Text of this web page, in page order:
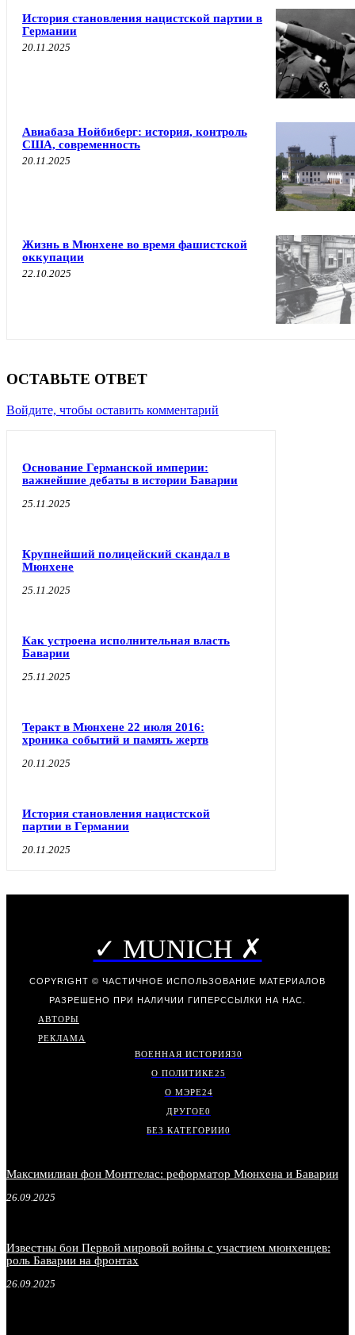
История становления нацистской партии в
Германии
20.11.2025
Авиабаза Нойбиберг: история, контроль
США, современность
20.11.2025
Жизнь в Мюнхене во время фашистской
оккупации
22.10.2025
ОСТАВЬТЕ ОТВЕТ
Войдите, чтобы оставить комментарий
Основание Германской империи:
важнейшие дебаты в истории Баварии
25.11.2025
Крупнейший полицейский скандал в
Мюнхене
25.11.2025
Как устроена исполнительная власть
Баварии
25.11.2025
Теракт в Мюнхене 22 июля 2016:
хроника событий и память жертв
20.11.2025
История становления нацистской
партии в Германии
20.11.2025
✓ MUNICH ✗
COPYRIGHT © ЧАСТИЧНОЕ ИСПОЛЬЗОВАНИЕ МАТЕРИАЛОВ
РАЗРЕШЕНО ПРИ НАЛИЧИИ ГИПЕРССЫЛКИ НА НАС.
АВТОРЫ
РЕКЛАМА
ВОЕННАЯ ИСТОРИЯ30
О ПОЛИТИКЕ25
О МЭРЕ24
ДРУГОЕ0
БЕЗ КАТЕГОРИИ0
Максимилиан фон Монтгелас: реформатор Мюнхена и Баварии
26.09.2025
Известны бои Первой мировой войны с участием мюнхенцев:
роль Баварии на фронтах
26.09.2025